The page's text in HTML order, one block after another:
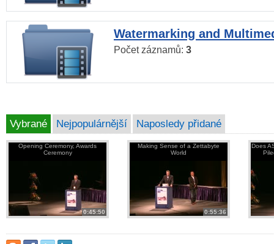
Watermarking and
Počet záznamů: 3
Vybrané Nejpopulárnější Naposledy přidané
Opening Ceremony, Awards
Ceremony
0:45:50
Making Sense of a Zettabyte
World
0:55:36
Does